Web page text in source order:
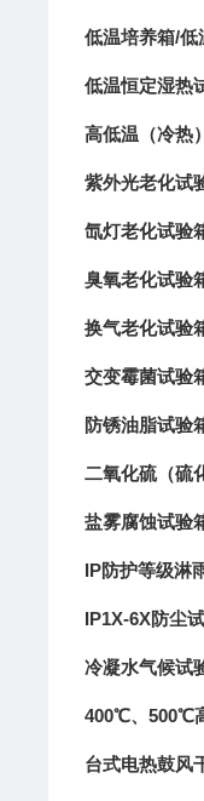
低温培养箱/低
低温恒定湿热
高低温（冷热
紫外光老化试
臭氧老化试验
交变霉菌试验
防锈油脂试验
二氧化硫（硫
盐雾腐蚀试验
IP防护等级淋
IP1X-6X防尘
冷凝水气候试
400℃、500℃
台式电热鼓风